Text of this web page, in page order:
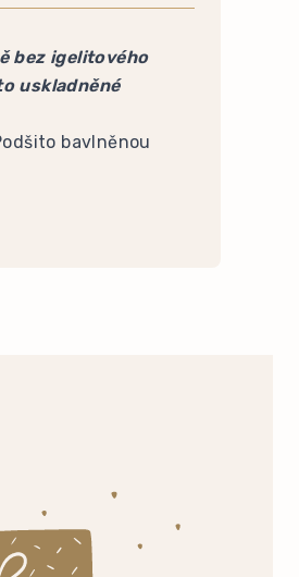
bez igelitového
uskladněné
bavlněnou